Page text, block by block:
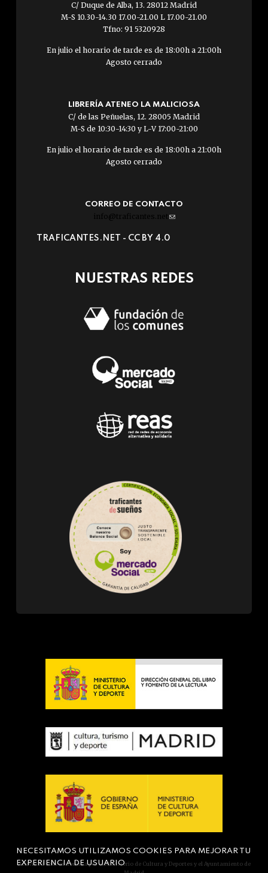
C/ Duque de Alba, 13. 28012 Madrid
M-S 10.30-14.30 17.00-21.00 L 17.00-21.00
Tfno: 91 5320928
En julio el horario de tarde es de 18:00h a 21:00h
Agosto cerrado
LIBRERÍA ATENEO LA MALICIOSA
C/ de las Peñuelas, 12. 28005 Madrid
M-S de 10:30-14:30 y L-V 17:00-21:00
En julio el horario de tarde es de 18:00h a 21:00h
Agosto cerrado
CORREO DE CONTACTO
info@traficantes.net (link
e-
TRAFICANTES.NET - CC BY 4.0
NUESTRAS REDES
Actividad subvencionada por el Ministerio de Cultura y Deportes y el Ayuntamiento de
NECESITAMOS UTILIZAMOS COOKIES PARA MEJORAR TU
EXPERIENCIA DE USUARIO